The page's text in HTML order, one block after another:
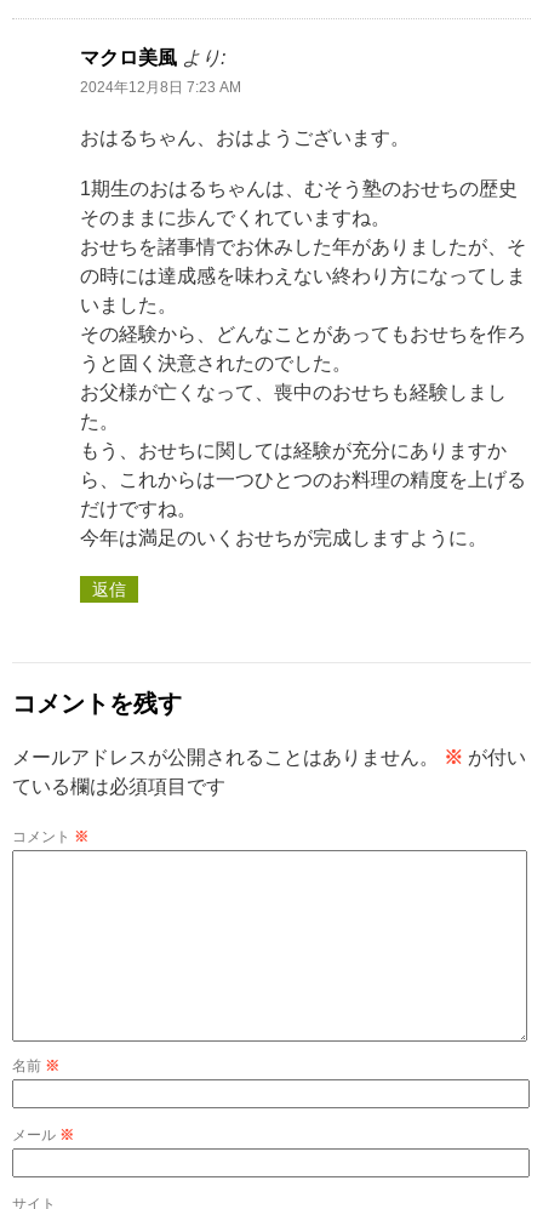
マクロ美風 より:
2024年12月8日 7:23 AM
おはるちゃん、おはようございます。
1期生のおはるちゃんは、むそう塾のおせちの歴史
そのままに歩んでくれていますね。
おせちを諸事情でお休みした年がありましたが、そ
の時には達成感を味わえない終わり方になってしま
いました。
その経験から、どんなことがあってもおせちを作ろ
うと固く決意されたのでした。
お父様が亡くなって、喪中のおせちも経験しまし
た。
もう、おせちに関しては経験が充分にありますか
ら、これからは一つひとつのお料理の精度を上げる
だけですね。
今年は満足のいくおせちが完成しますように。
返信
コメントを残す
メールアドレスが公開されることはありません。 ※ が付い
ている欄は必須項目です
コメント ※
名前 ※
メール ※
サイト